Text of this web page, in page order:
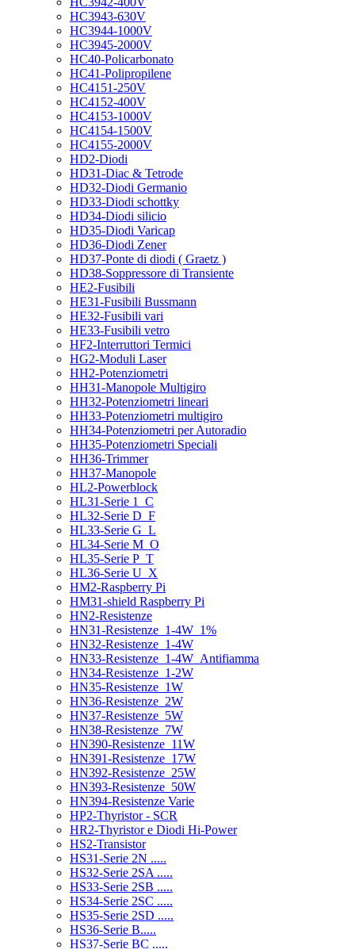
HC3943-630V
HC3944-1000V
HC3945-2000V
HC40-Policarbonato
HC41-Polipropilene
HC4151-250V
HC4152-400V
HC4153-1000V
HC4154-1500V
HC4155-2000V
HD2-Diodi
HD31-Diac & Tetrode
HD32-Diodi Germanio
HD33-Diodi schottky
HD34-Diodi silicio
HD35-Diodi Varicap
HD36-Diodi Zener
HD37-Ponte di diodi ( Graetz )
HD38-Soppressore di Transiente
HE2-Fusibili
HE31-Fusibili Bussmann
HE32-Fusibili vari
HE33-Fusibili vetro
HF2-Interruttori Termici
HG2-Moduli Laser
HH2-Potenziometri
HH31-Manopole Multigiro
HH32-Potenziometri lineari
HH33-Potenziometri multigiro
HH34-Potenziometri per Autoradio
HH35-Potenziometri Speciali
HH36-Trimmer
HH37-Manopole
HL2-Powerblock
HL31-Serie 1_C
HL32-Serie D_F
HL33-Serie G_L
HL34-Serie M_O
HL35-Serie P_T
HL36-Serie U_X
HM2-Raspberry Pi
HM31-shield Raspberry Pi
HN2-Resistenze
HN31-Resistenze_1-4W_1%
HN32-Resistenze_1-4W
HN33-Resistenze_1-4W_Antifiamma
HN34-Resistenze_1-2W
HN35-Resistenze_1W
HN36-Resistenze_2W
HN37-Resistenze_5W
HN38-Resistenze_7W
HN390-Resistenze_11W
HN391-Resistenze_17W
HN392-Resistenze_25W
HN393-Resistenze_50W
HN394-Resistenze Varie
HP2-Thyristor - SCR
HR2-Thyristor e Diodi Hi-Power
HS2-Transistor
HS31-Serie 2N .....
HS32-Serie 2SA .....
HS33-Serie 2SB .....
HS34-Serie 2SC .....
HS35-Serie 2SD .....
HS36-Serie B.....
HS37-Serie BC .....